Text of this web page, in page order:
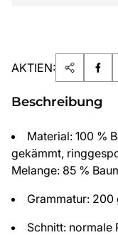
AKTIEN:
Beschreibung
Material: 100 %
gekämmt,
Melange: 85 %
Grammatur: 200
Schnitt: normale